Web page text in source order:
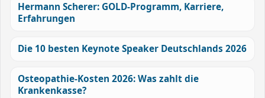
Hermann Scherer: GOLD-Programm, Karriere,
Erfahrungen
Die 10 besten Keynote Speaker Deutschlands 2026
Osteopathie-Kosten 2026: Was zahlt die
Krankenkasse?